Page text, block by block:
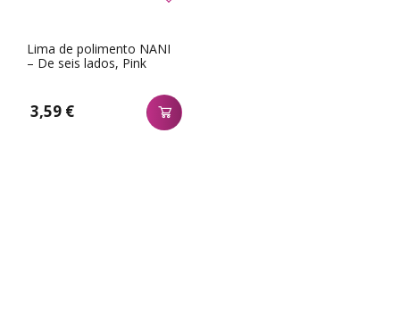
Lima de polimento NANI
– De seis lados, Pink
3,59 €